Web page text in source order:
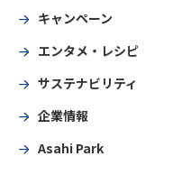
キャンペーン
エンタメ・レシピ
サステナビリティ
企業情報
Asahi Park